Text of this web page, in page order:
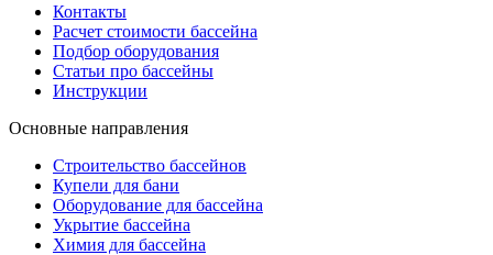
Контакты
Расчет стоимости бассейна
Подбор оборудования
Статьи про бассейны
Инструкции
Основные направления
Строительство бассейнов
Купели для бани
Оборудование для бассейна
Укрытие бассейна
Химия для бассейна